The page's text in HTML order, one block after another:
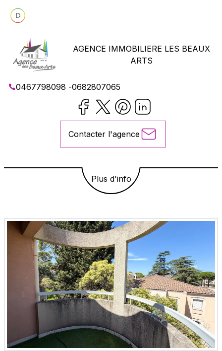
AGENCE IMMOBILIERE LES BEAUX
ARTS
0467798098 -0682807065
Contacter l'agence
Plus d'info